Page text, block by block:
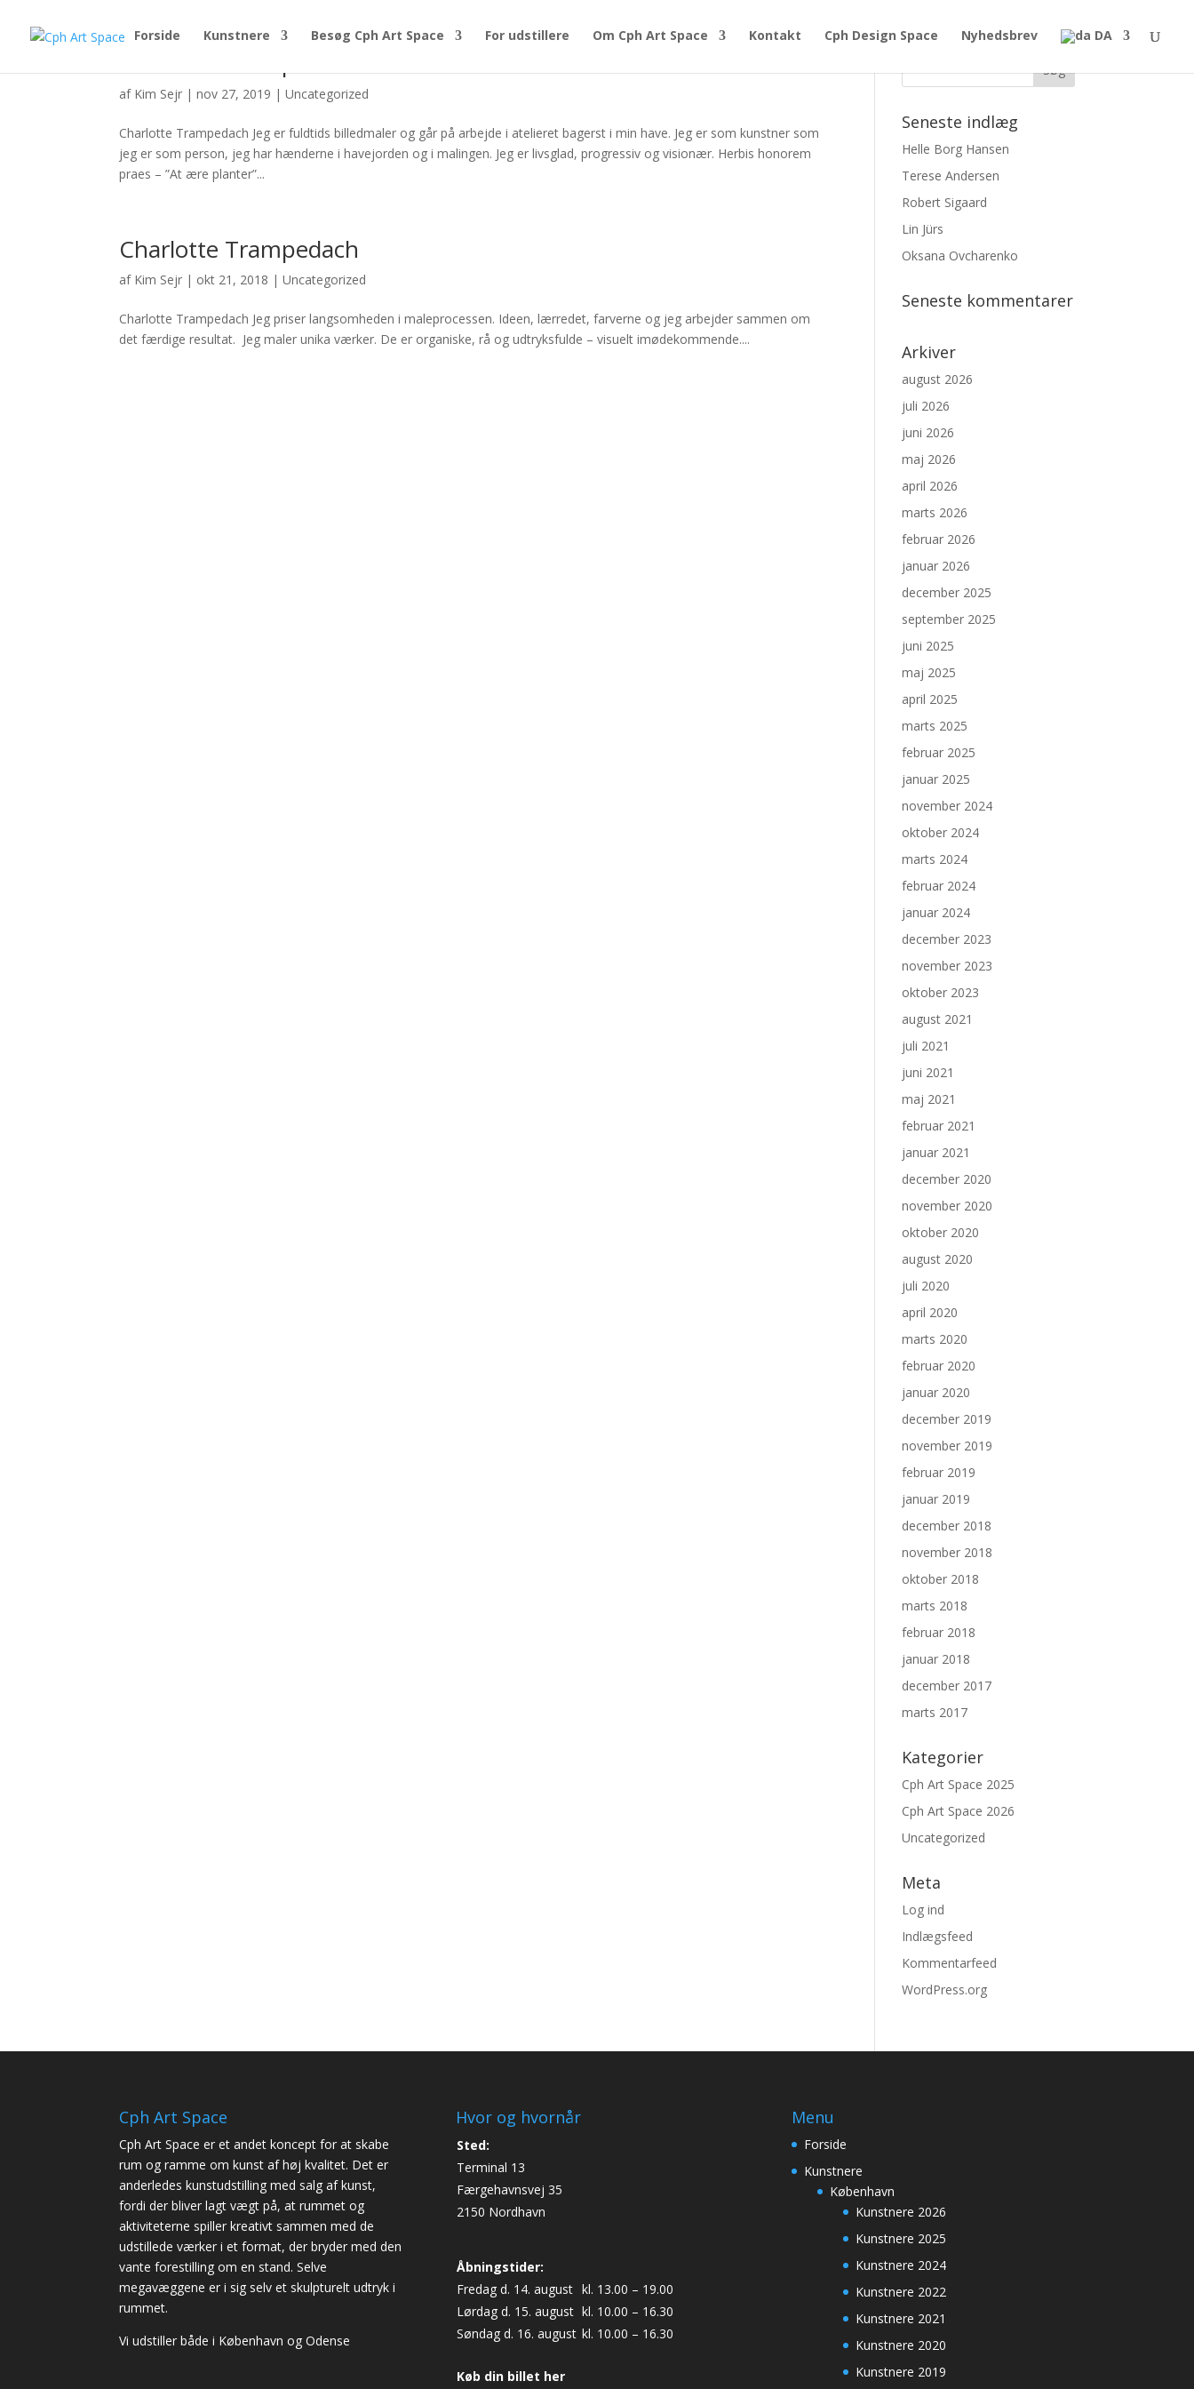
Forside Kunstnere Besøg Cph Art Space For udstillere Om Cph Art Space Kontakt Cph Design Space Nyhedsbrev DA
af Kim Sejr |nov 27, 2019 |Uncategorized
Charlotte Trampedach Jeg er fuldtids billedmaler og går på arbejde i atelieret bagerst i min have. Jeg er som kunstner som
jeg er som person, jeg har hænderne i havejorden og i malingen. Jeg er livsglad, progressiv og visionær. Herbis honorem
praes – ”At ære planter”...
Charlotte Trampedach
af Kim Sejr | okt 21, 2018 |Uncategorized
Charlotte Trampedach Jeg priser langsomheden i maleprocessen. Ideen, lærredet, farverne og jeg arbejder sammen om
det færdige resultat. Jeg maler unika værker. De er organiske, rå og udtryksfulde – visuelt imødekommende....
Seneste indlæg
Helle Borg Hansen
Terese Andersen
Robert Sigaard
Lin Jürs
Oksana Ovcharenko
Seneste kommentarer
Arkiver
august 2026
juli 2026
juni 2026
maj 2026
april 2026
marts 2026
februar 2026
januar 2026
december 2025
september 2025
juni 2025
maj 2025
april 2025
marts 2025
februar 2025
januar 2025
november 2024
oktober 2024
marts 2024
februar 2024
januar 2024
december 2023
november 2023
oktober 2023
august 2021
juli 2021
juni 2021
maj 2021
februar 2021
januar 2021
december 2020
november 2020
oktober 2020
august 2020
juli 2020
april 2020
marts 2020
februar 2020
januar 2020
december 2019
november 2019
februar 2019
januar 2019
december 2018
november 2018
oktober 2018
marts 2018
februar 2018
januar 2018
december 2017
marts 2017
Kategorier
Cph Art Space 2025
Cph Art Space 2026
Uncategorized
Meta
Log ind
Indlægsfeed
Kommentarfeed
WordPress.org
Cph Art Space
Cph Art Space er et andet koncept for at skabe
rum og ramme om kunst af høj kvalitet. Det er
anderledes kunstudstilling med salg af kunst,
fordi der bliver lagt vægt på, at rummet og
aktiviteterne spiller kreativt sammen med de
udstillede værker i et format, der bryder med den
vante forestilling om en stand. Selve
megavæggene er i sig selv et skulpturelt udtryk i
rummet.
Vi udstiller både i København og Odense
Hvor og hvornår
Sted:
Terminal 13
Færgehavnsvej 35
2150 Nordhavn
Åbningstider:
Fredag d. 14. august kl. 13.00 – 19.00
Lørdag d. 15. august kl. 10.00 – 16.30
Søndag d. 16. august kl. 10.00 – 16.30
Køb din billet her
Menu
Forside
Kunstnere
København
Kunstnere 2026
Kunstnere 2025
Kunstnere 2024
Kunstnere 2022
Kunstnere 2021
Kunstnere 2020
Kunstnere 2019